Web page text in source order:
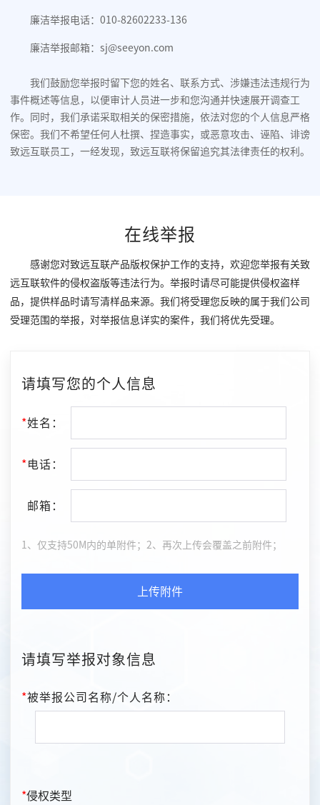
廉洁举报电话：010-82602233-136
廉洁举报邮箱：sj@seeyon.com
我们鼓励您举报时留下您的姓名、联系方式、涉嫌违法违规行为
事件概述等信息，以便审计人员进一步和您沟通并快速展开调查工
作。同时，我们承诺采取相关的保密措施，依法对您的个人信息严格
保密。我们不希望任何人杜撰、捏造事实，或恶意攻击、诬陷、诽谤
致远互联员工，一经发现，致远互联将保留追究其法律责任的权利。
在线举报
感谢您对致远互联产品版权保护工作的支持，欢迎您举报有关致
远互联软件的侵权盗版等违法行为。举报时请尽可能提供侵权盗样
品，提供样品时请写清样品来源。我们将受理您反映的属于我们公司
受理范围的举报，对举报信息详实的案件，我们将优先受理。
请填写您的个人信息
*姓名：
*电话：
邮箱：
上传附件
1、仅支持50M内的单附件；2、再次上传会覆盖之前附件；
请填写举报对象信息
*被举报公司名称/个人名称：
*侵权类型